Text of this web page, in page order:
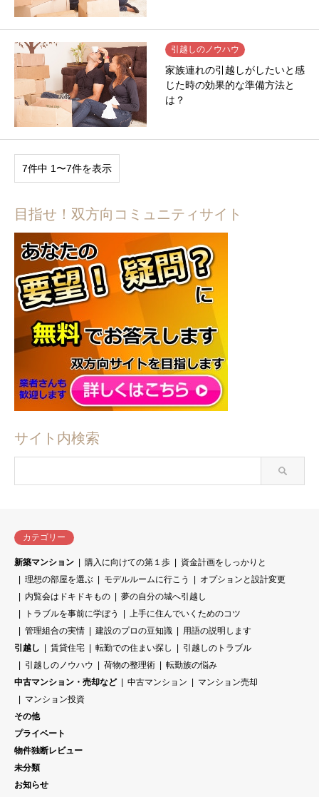
引越しのノウハウ
家族連れの引越しがしたいと感
じた時の効果的な準備方法と
は？
7件中 1〜7件を表示
目指せ！双方向コミュニティサイト
サイト内検索
カテゴリー
新築マンション 購入に向けての第１歩
資金計画をしっかりと
理想の部屋を選ぶ
モデルルームに行こう
オプションと設計変更
内覧会はドキドキもの
夢の自分の城へ引越し
トラブルを事前に学ぼう
上手に住んでいくためのコツ
管理組合の実情
建設のプロの豆知識
用語の説明します
引越し
賃貸住宅 転勤での住まい探し
引越しのトラブル
引越しのノウハウ
荷物の整理術
転勤族の悩み
中古マンション・売却など
中古マンション
マンション売却
マンション投資
その他
プライベート
物件独断レビュー
未分類
お知らせ